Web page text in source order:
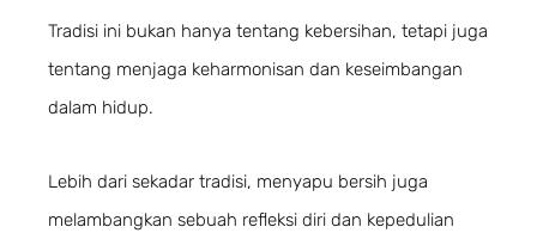
Tradisi ini bukan hanya tentang kebersihan, tetapi juga
tentang menjaga keharmonisan dan keseimbangan
dalam hidup.
Lebih dari sekadar tradisi, menyapu bersih juga
melambangkan sebuah refleksi diri dan kepedulian